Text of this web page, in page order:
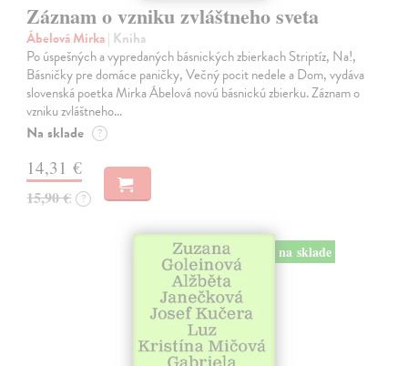
Záznam o vzniku zvláštneho sveta
Ábelová Mirka| Kniha
Po úspešných a vypredaných básnických zbierkach Striptíz, Na!,
Básničky pre domáce paničky, Večný pocit nedele a Dom, vydáva
slovenská poetka Mirka Ábelová novú básnickú zbierku. Záznam o
vzniku zvláštneho…
Na sklade ?
14,31 €
15,90 € ?
na sklade